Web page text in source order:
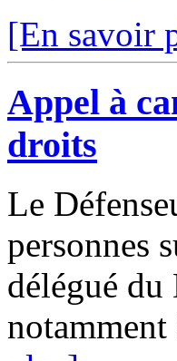
[En savoir
Appel à
droits
Le
personnes
délégué du
notamment